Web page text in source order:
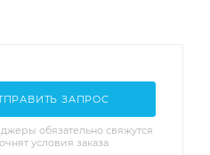
ЗАПРОС
обязательно свяжутся
условия заказа